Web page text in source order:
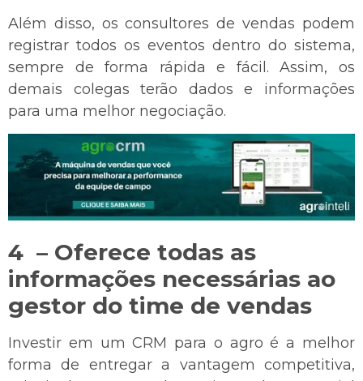
Além disso, os consultores de vendas podem
registrar todos os eventos dentro do sistema,
sempre de forma rápida e fácil. Assim, os
demais colegas terão dados e informações
para uma melhor negociação.
4 – Oferece todas as
informações necessárias ao
gestor do time de vendas
Investir em um CRM para o agro é a melhor
forma de entregar a vantagem competitiva,